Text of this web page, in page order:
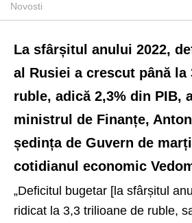
Novosti
La sfârșitul anului 2022,
al Rusiei a crescut până la
ruble, adică 2,3% din PIB,
ministrul de Finanțe,
ședința de Guvern de
cotidianul economic
„Deficitul bugetar [la sfârșitul
ridicat la 3,3 trilioane de ruble,